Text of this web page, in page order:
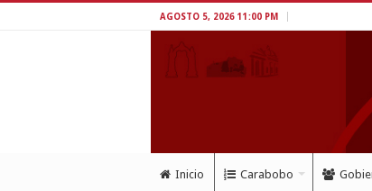
AGOSTO 5, 2026 11:00 PM
Inicio Carabobo